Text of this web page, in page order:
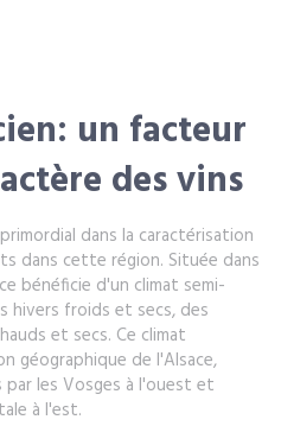
un facteur
des vins
dans la caractérisation
dans cette région. Située dans
bénéficie d'un climat semi-
hivers froids et secs, des
et secs. Ce climat
géographique de l'Alsace,
les Vosges à l'ouest et
à l'est.